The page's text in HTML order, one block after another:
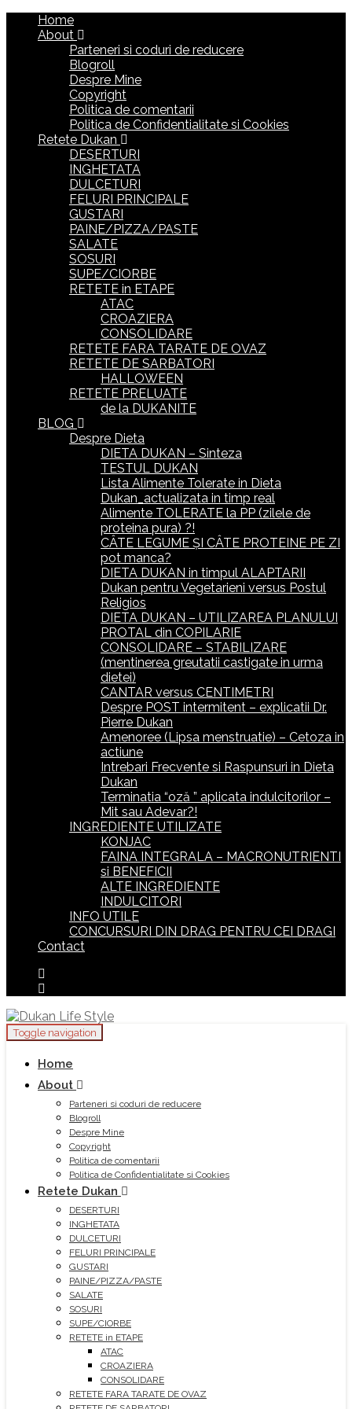
Home
About
Parteneri si coduri de reducere
Blogroll
Despre Mine
Copyright
Politica de comentarii
Politica de Confidentialitate si Cookies
Retete Dukan
DESERTURI
INGHETATA
DULCETURI
FELURI PRINCIPALE
GUSTARI
PAINE/PIZZA/PASTE
SALATE
SOSURI
SUPE/CIORBE
RETETE in ETAPE
ATAC
CROAZIERA
CONSOLIDARE
RETETE FARA TARATE DE OVAZ
RETETE DE SARBATORI
HALLOWEEN
RETETE PRELUATE
de la DUKANITE
BLOG
Despre Dieta
DIETA DUKAN – Sinteza
TESTUL DUKAN
Lista Alimente Tolerate in Dieta
Dukan_actualizata in timp real
Alimente TOLERATE la PP (zilele de
proteina pura) ?!
CÂTE LEGUME ȘI CÂTE PROTEINE PE ZI
pot manca?
DIETA DUKAN in timpul ALAPTARII
Dukan pentru Vegetarieni versus Postul
Religios
DIETA DUKAN – UTILIZAREA PLANULUI
PROTAL din COPILARIE
CONSOLIDARE – STABILIZARE
(mentinerea greutatii castigate in urma
dietei)
CANTAR versus CENTIMETRI
Despre POST intermitent – explicatii Dr.
Pierre Dukan
Amenoree (Lipsa menstruatie) – Cetoza in
actiune
Intrebari Frecvente si Raspunsuri in Dieta
Dukan
Terminatia “oză ” aplicata indulcitorilor –
Mit sau Adevar?!
INGREDIENTE UTILIZATE
KONJAC
FAINA INTEGRALA – MACRONUTRIENTI
si BENEFICII
ALTE INGREDIENTE
INDULCITORI
INFO UTILE
CONCURSURI DIN DRAG PENTRU CEI DRAGI
Contact
Toggle navigation
Home
About
Parteneri si coduri de reducere
Blogroll
Despre Mine
Copyright
Politica de comentarii
Politica de Confidentialitate si Cookies
Retete Dukan
DESERTURI
INGHETATA
DULCETURI
FELURI PRINCIPALE
GUSTARI
PAINE/PIZZA/PASTE
SALATE
SOSURI
SUPE/CIORBE
RETETE in ETAPE
ATAC
CROAZIERA
CONSOLIDARE
RETETE FARA TARATE DE OVAZ